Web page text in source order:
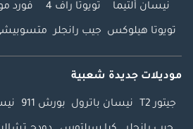
نيسان ألتيما تويوتا راف 4 فورد
تويوتا هيلوكس جيب رانجلر
موديلات جديدة شعبية
جيتور T2 نيسان باترول بورش 911